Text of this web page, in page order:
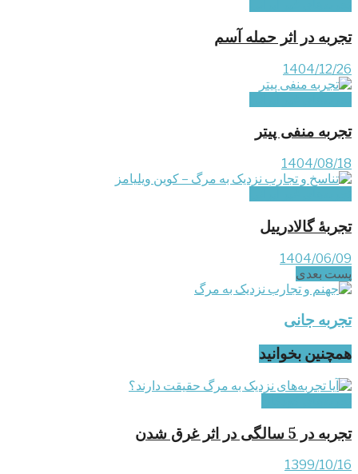
تجربه در اثر حمله آسم
1404/12/26
تجربه منفی پیتر
1404/08/18
تجربۀ گالادرییل
1404/06/09
پست‌ بعدی
تجربه جانی
همچنین بخوانید
تجربه در 5 سالگی در اثر غرق شدن
1399/10/16